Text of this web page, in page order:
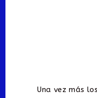
Una vez más